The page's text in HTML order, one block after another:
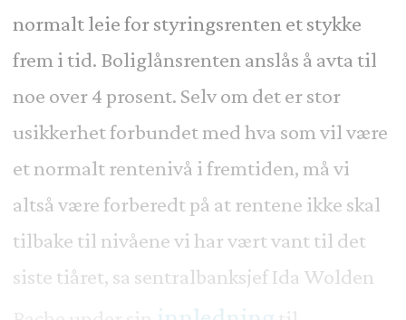
normalt leie for styringsrenten et stykke
frem i tid. Boliglånsrenten anslås å avta til
noe over 4 prosent. Selv om det er stor
usikkerhet forbundet med hva som vil være
et normalt rentenivå i fremtiden, må vi
altså være forberedt på at rentene ikke skal
tilbake til nivåene vi har vært vant til det
siste tiåret, sa sentralbanksjef Ida Wolden